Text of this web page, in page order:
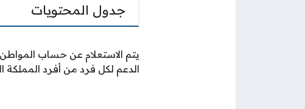
جدول المحتويات
يتم الاستعلام عن حساب
الدعم لكل فرد من أفرد